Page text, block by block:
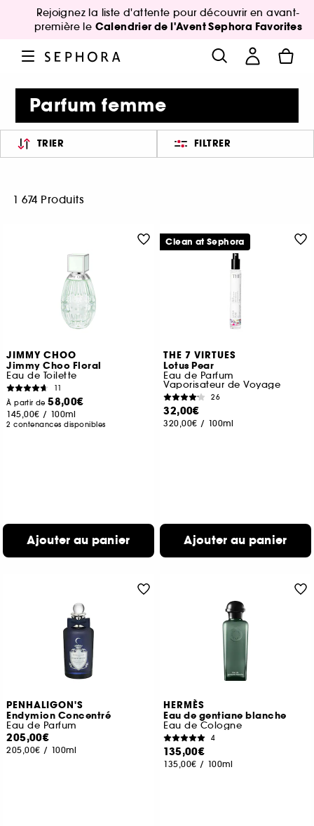
Rejoignez la liste d'attente pour découvrir en avant-
première le Calendrier de l'Avent Sephora Favorites
Parfum femme
TRIER FILTRER
1 674 Produits
JIMMY CHOO
Jimmy Choo Floral
Eau de Toilette
11
À partir de58,00€
145,00€ / 100ml
2 contenances disponibles
Ajouter au panier
THE 7 VIRTUES
Lotus Pear
Eau de Parfum
Vaporisateur de Voyage
26
32,00€
320,00€ / 100ml
Ajouter au panier
Clean at Sephora
PENHALIGON'S
Endymion Concentré
Eau de Parfum
205,00€
205,00€ / 100ml
HERMÈS
Eau de gentiane blanche
Eau de Cologne
4
135,00€
135,00€ / 100ml